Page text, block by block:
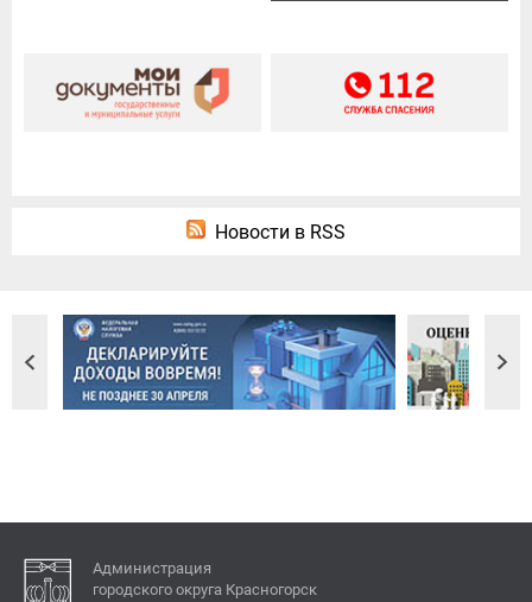
Новости в RSS
Администрация
городского округа Красногорск